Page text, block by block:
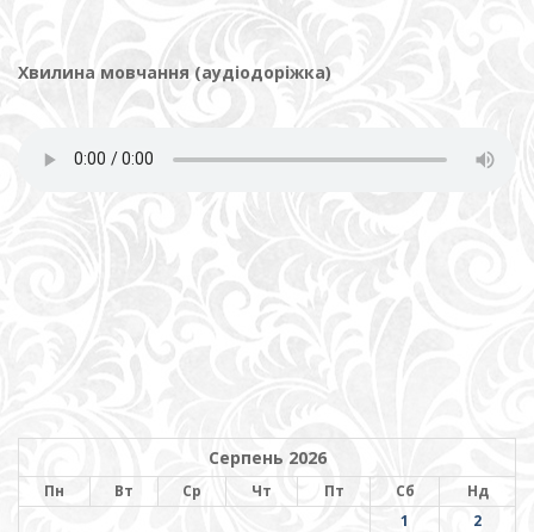
Хвилина мовчання (аудіодоріжка)
Серпень 2026
Пн Вт Ср Чт Пт Сб
Нд
1
2